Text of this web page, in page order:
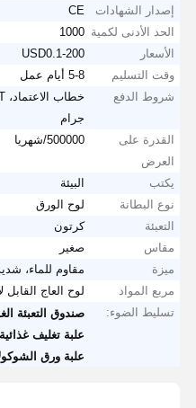
إصدار الشهادات
CE
الحد الأدنى لكمية 1000
الأسعار
USD0.1-200
وقت التسليم
5-8 أيام عمل
شروط الدفع
جرام
القدرة على
العرض
500000/شهريا
يكتب
البيئة
نوع البطانة
لوح الورق
التعبئة
كرتون
مقاس
صغير
ميزة
مقاوم للماء،
مربع المواد
لوح العاج
تسليط الضوء:
صندوق التعبئة
علبة تغليف
علبة ورق